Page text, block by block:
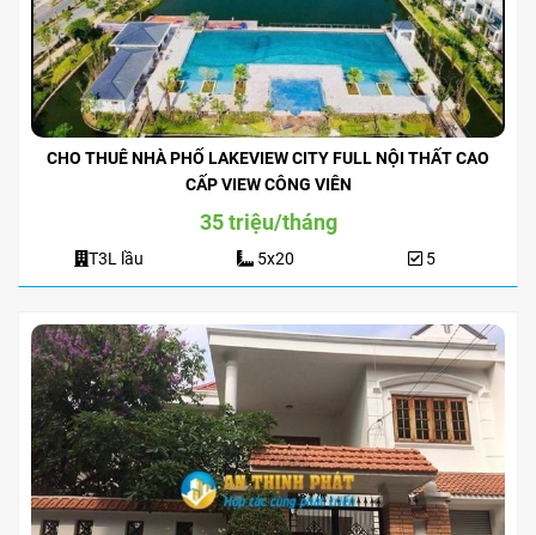
CHO THUÊ NHÀ PHỐ LAKEVIEW CITY FULL NỘI THẤT CAO
CẤP VIEW CÔNG VIÊN
35 triệu/tháng
T3L lầu 5x20 5